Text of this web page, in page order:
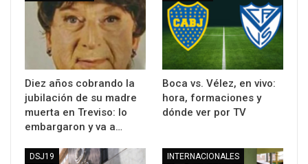
Diez años cobrando la
jubilación de su madre
muerta en Treviso: lo
embargaron y va a…
Boca vs. Vélez, en vivo:
hora, formaciones y
dónde ver por TV
DSJ19 INTERNACIONALES